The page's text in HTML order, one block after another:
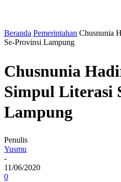
Beranda Pemerintahan Chusnunia
Se-Provinsi Lampung
Chusnunia
Simpul Literasi
Lampung
Penulis
Yusmu
-
11/06/2020
0